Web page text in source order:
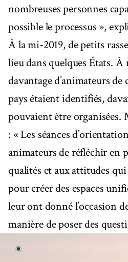
nombreuses personnes
possible le processus »,
À la mi-2019, de petits
lieu dans quelques États. À
davantage d’animateurs
pays étaient identifiés,
pouvaient être
: « Les séances
animateurs de réfléchir en
qualités et aux attitudes qui
pour créer des espaces
leur ont donné l’occasion
manière de poser des